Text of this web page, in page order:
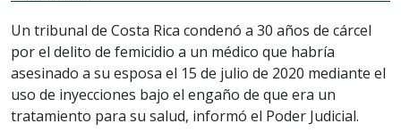
Un tribunal de Costa Rica condenó a 30 años de cárcel
por el delito de femicidio a un médico que habría
asesinado a su esposa el 15 de julio de 2020 mediante el
uso de inyecciones bajo el engaño de que era un
tratamiento para su salud, informó el Poder Judicial.